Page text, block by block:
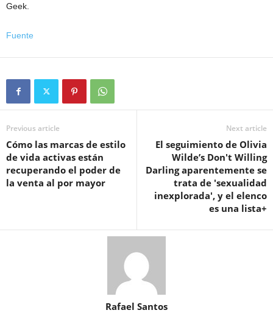
Geek.
Fuente
Previous article
Cómo las marcas de estilo
de vida activas están
recuperando el poder de
la venta al por mayor
Next article
El seguimiento de Olivia
Wilde’s Don't Willing
Darling aparentemente se
trata de 'sexualidad
inexplorada', y el elenco
es una lista+
Rafael Santos